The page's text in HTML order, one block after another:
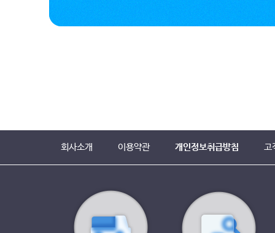
회사소개 이용약관 개인정보취급방침 고